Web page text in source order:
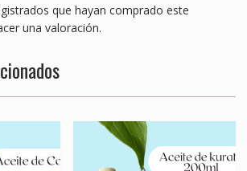
que hayan comprado este
una valoración.